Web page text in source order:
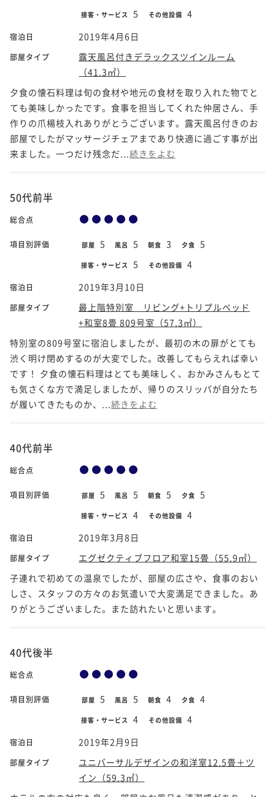
接客・サービス 5 その他設備 4
宿泊日 2019年4月6日
部屋タイプ
露天風呂付きデラックスツインルーム
（41.3㎡）
夕食の懐石料理は旬の食材や地元の食材を取り入れた物でと
ても美味しかったです。食事を担当してくれた仲居さん、手
作りの爪楊枝入れありがとうございます。露天風呂付きのお
部屋でしたがマッサージチェアまであり快適に過ごす事が出
来ました。一つだけ残念だ... 続きをよむ
50代前半
総合点
項目別評価 部屋 5 風呂 5 朝食 3 夕食 5
接客・サービス 5 その他設備 4
宿泊日 2019年3月10日
部屋タイプ
最上階特別室 リビング+トリプルベッド
+和室8畳 809号室（57.3㎡）
特別室の809号室に宿泊しましたが、最初の木の扉がとても
渋く明け閉めするのが大変でした。改善してもらえれば幸い
です！ 夕食の懐石料理はとても美味しく、おかみさんもとて
も気さくな方で満足しましたが、帰りのスリッパが自分たち
が履いてきたものか、... 続きをよむ
40代前半
総合点
項目別評価 部屋 5 風呂 5 朝食 5 夕食 5
接客・サービス 4 その他設備 4
宿泊日 2019年3月8日
部屋タイプ
エグゼクティブフロア和室15畳（55.9㎡）
子連れで初めての温泉でしたが、部屋の広さや、食事のおい
しさ、スタッフの方々のお気遣いで大変満足できました。あ
りがとうございました。また訪れたいと思います。
40代後半
総合点
項目別評価 部屋 5 風呂 5 朝食 4 夕食 4
接客・サービス 4 その他設備 4
宿泊日 2019年2月9日
部屋タイプ
ユニバーサルデザインの和洋室12.5畳＋ツ
イン（59.3㎡）